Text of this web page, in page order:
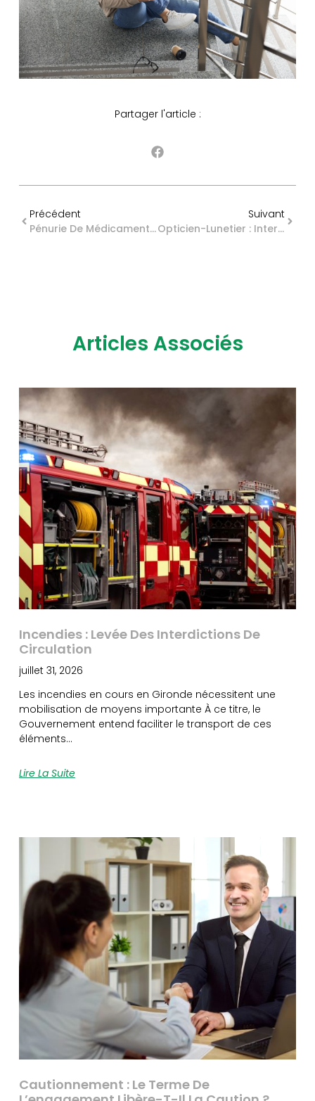
Partager l'article :
Précédent
Pénurie De Médicaments : Un Assouplissement Des Règles
Suivant
Opticien-Lunetier : Intervention Possible Dans Les Ehpad
Articles Associés
Incendies : Levée Des Interdictions De
Circulation
juillet 31, 2026
Les incendies en cours en Gironde nécessitent une
mobilisation de moyens importante À ce titre, le
Gouvernement entend faciliter le transport de ces
éléments…
Lire La Suite
Cautionnement : Le Terme De